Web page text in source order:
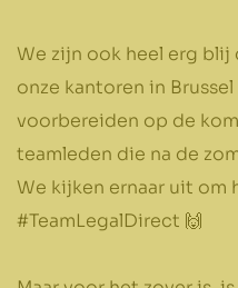
We zijn ook heel erg blij
onze kantoren in
voorbereiden op de
teamleden die na de
We kijken ernaar uit om
#TeamLegalDirect 🙌